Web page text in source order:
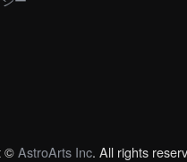
©AstroArts Inc. All rights